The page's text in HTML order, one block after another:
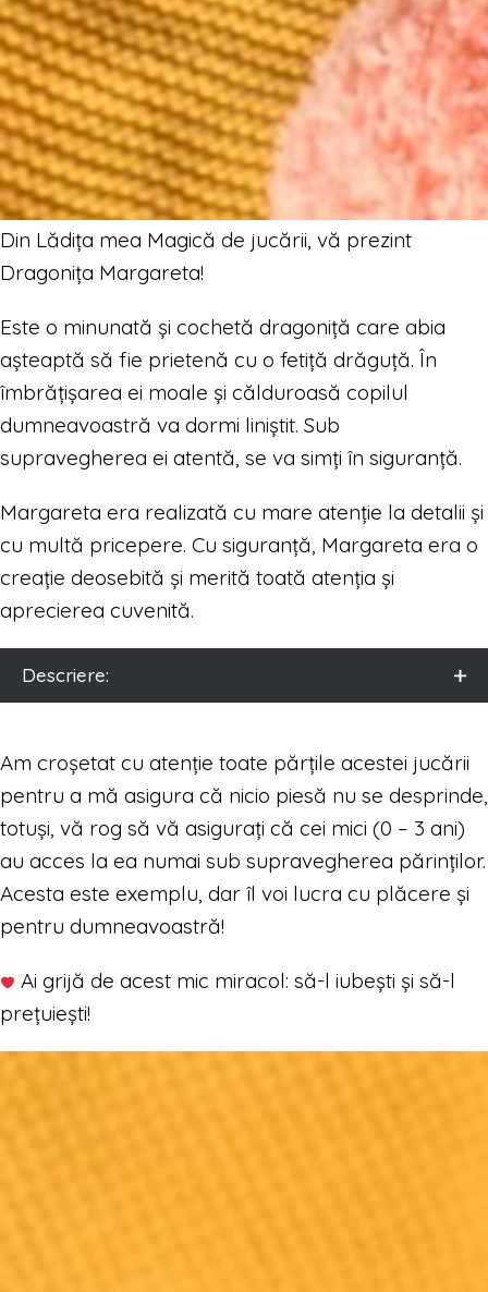
Din Lădița mea Magică de jucării, vă prezint
Dragonița Margareta!
Este o minunată și cochetă dragoniță care abia
așteaptă să fie prietenă cu o fetiță drăguță. În
îmbrățișarea ei moale și călduroasă copilul
dumneavoastră va dormi liniștit. Sub
supravegherea ei atentă, se va simți în siguranță.
Margareta era realizată cu mare atenție la detalii și
cu multă pricepere. Cu siguranță, Margareta era o
creație deosebită și merită toată atenția și
aprecierea cuvenită.
Descriere:
Am croșetat cu atenție toate părțile acestei jucării
pentru a mă asigura că nicio piesă nu se desprinde,
totuși, vă rog să vă asigurați că cei mici (0 – 3 ani)
au acces la ea numai sub supravegherea părinților.
Acesta este exemplu, dar îl voi lucra cu plăcere și
pentru dumneavoastră!
Ai grijă de acest mic miracol: să-l iubești și să-l
prețuiești!